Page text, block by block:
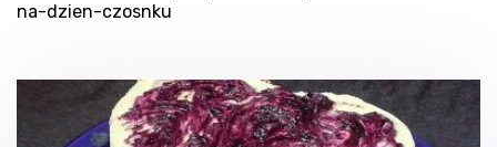
na-dzien-czosnku